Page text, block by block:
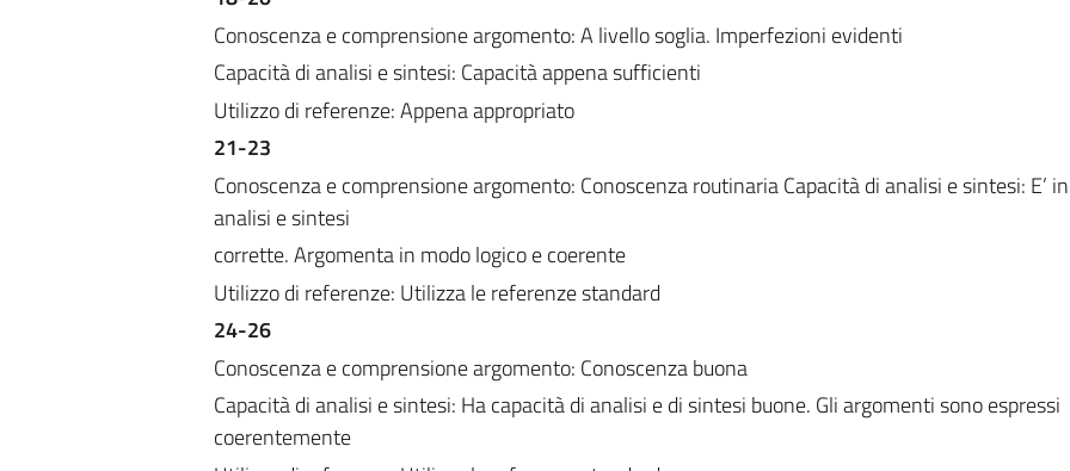
Conoscenza e comprensione argomento: A livello soglia. Imperfezioni evidenti
Capacità di analisi e sintesi: Capacità appena sufficienti
Utilizzo di referenze: Appena appropriato
21-23
Conoscenza e comprensione argomento: Conoscenza routinaria Capacità di analisi e sintesi: E’
analisi e sintesi
corrette. Argomenta in modo logico e coerente
Utilizzo di referenze: Utilizza le referenze standard
24-26
Conoscenza e comprensione argomento: Conoscenza buona
Capacità di analisi e sintesi: Ha capacità di analisi e di sintesi buone. Gli argomenti sono espressi
coerentemente